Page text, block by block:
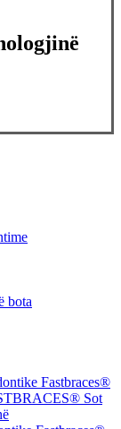
bota
Fastbraces®
Sot